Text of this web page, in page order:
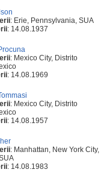
: Erie, Pennsylvania, SUA
: 14.08.1937
: Mexico City, Distrito
: 14.08.1969
: Mexico City, Distrito
: 14.08.1957
: Manhattan, New York City,
: 14.08.1983